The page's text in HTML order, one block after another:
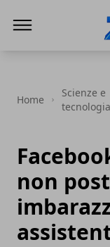
Home
Scienze e
tecnologia
non